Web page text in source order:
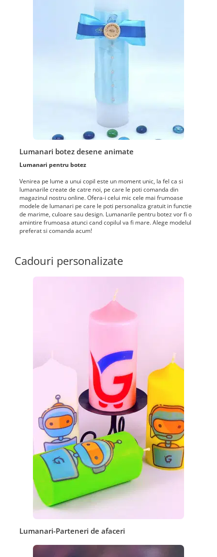
Lumanari botez desene animate
Lumanari pentru botez
Venirea pe lume a unui copil este un moment unic, la fel ca si
lumanarile create de catre noi, pe care le poti comanda din
magazinul nostru online. Ofera-i celui mic cele mai frumoase
modele de lumanari pe care le poti personaliza gratuit in functie
de marime, culoare sau design. Lumanarile pentru botez vor fi o
amintire frumoasa atunci cand copilul va fi mare. Alege modelul
preferat si comanda acum!
Cadouri personalizate
Lumanari-Parteneri de afaceri